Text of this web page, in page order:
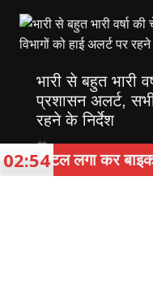
भारी से बहुत भारी
प्रशासन अलर्ट,
रहने के निर्देश
August 5, 2026
लगा कर बाइक से रौब
02:54